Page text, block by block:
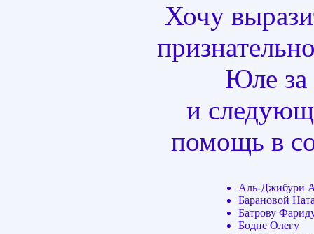
Хочу
Юле за
и
помощь в
Аль-Джибури
Барановой
Батрову
Бодне Олегу